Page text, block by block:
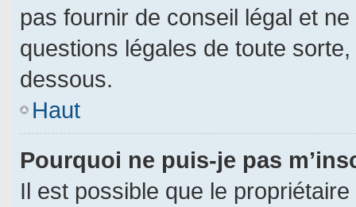
pas fournir de conseil légal et
questions légales de toute
dessous.
Haut
Pourquoi ne puis-je pas
Il est possible que le